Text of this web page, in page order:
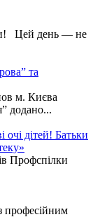
Цей день — не
та
м. Києва
додано...
дітей! Батьки
Профспілки
професійним